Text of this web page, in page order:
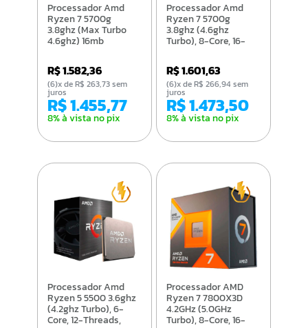
Processador Amd
Ryzen 7 5700g
3.8ghz (Max Turbo
4.6ghz) 16mb
R$ 1.582,36
R$ 1.455,77
8% à vista no pix
(6)x de R$ 263,73 sem
juros
Processador Amd
Ryzen 7 5700g
3.8ghz (4.6ghz
Turbo), 8-Core, 16-
Am4 - 100-
100000263box
R$ 1.601,63
R$ 1.473,50
8% à vista no pix
(6)x de R$ 266,94 sem
juros
Processador Amd
Ryzen 5 5500 3.6ghz
(4.2ghz Turbo), 6-
Core, 12-Threads,
Processador AMD
Ryzen 7 7800X3D
4.2GHz (5.0GHz
Turbo), 8-Core, 16-